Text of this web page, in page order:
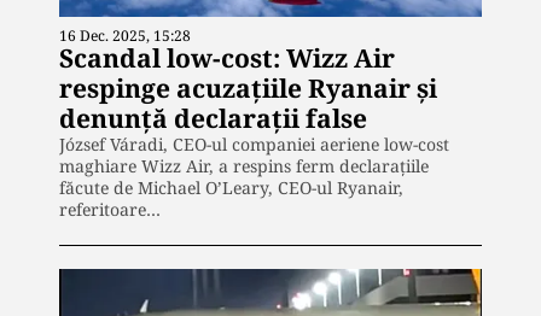
16 Dec. 2025, 15:28
Scandal low-cost: Wizz Air
respinge acuzațiile Ryanair și
denunță declarații false
József Váradi, CEO-ul companiei aeriene low-cost
maghiare Wizz Air, a respins ferm declarațiile
făcute de Michael O’Leary, CEO-ul Ryanair,
referitoare…